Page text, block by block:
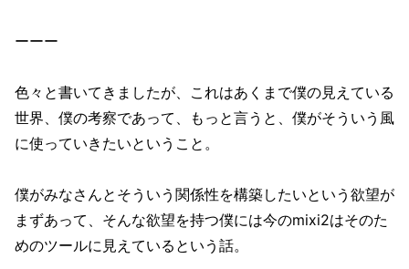
ーーー
色々と書いてきましたが、これはあくまで僕の見えている
世界、僕の考察であって、もっと言うと、僕がそういう風
に使っていきたいということ。
僕がみなさんとそういう関係性を構築したいという欲望が
まずあって、そんな欲望を持つ僕には今のmixi2はそのた
めのツールに見えているという話。